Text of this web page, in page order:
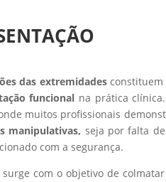
das extremidadesconstituem
funcional na prática
muitos profissionais
manipulativas, seja por falta
com a segurança.
surge com o objetivo de